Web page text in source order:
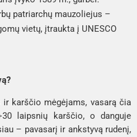
patriarchų mauzoliejus –
vietų, įtraukta į UNESCO
karščio mėgėjams, vasarą čia
laipsnių karščio, o danguje
– pavasarį ir ankstyvą rudenį,